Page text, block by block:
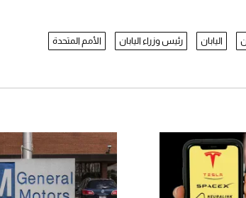
اليابان رئيس وزراء اليابان الأمم المتحدة